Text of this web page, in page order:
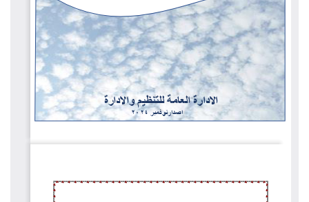
الموظفون
الزائـرون
سجل الان